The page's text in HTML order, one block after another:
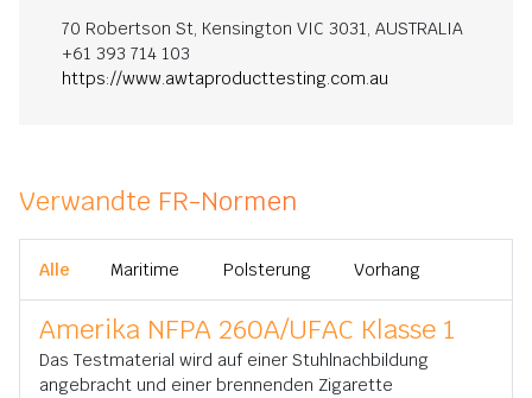
70 Robertson St, Kensington VIC 3031, AUSTRALIA
+61 393 714 103
https://www.awtaproducttesting.com.au
Verwandte FR-Normen
Alle Maritime Polsterung Vorhang
Amerika NFPA 260A/UFAC Klasse 1
Das Testmaterial wird auf einer Stuhlnachbildung
angebracht und einer brennenden Zigarette